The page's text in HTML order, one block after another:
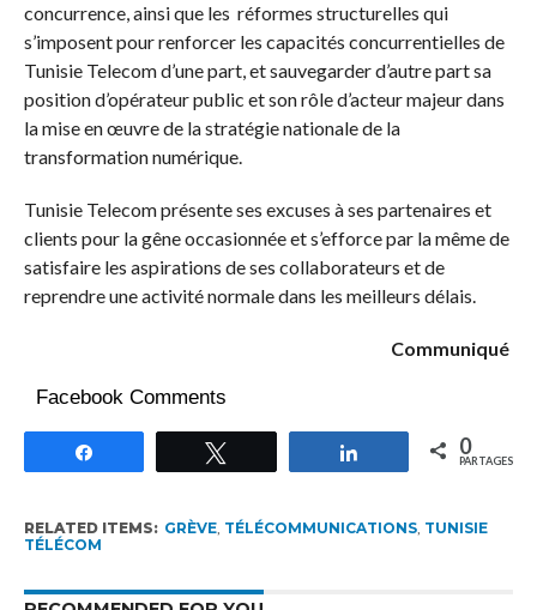
concurrence, ainsi que les réformes structurelles qui
s’imposent pour renforcer les capacités concurrentielles de
Tunisie Telecom d’une part, et sauvegarder d’autre part sa
position d’opérateur public et son rôle d’acteur majeur dans
la mise en œuvre de la stratégie nationale de la
transformation numérique.
Tunisie Telecom présente ses excuses à ses partenaires et
clients pour la gêne occasionnée et s’efforce par la même de
satisfaire les aspirations de ses collaborateurs et de
reprendre une activité normale dans les meilleurs délais.
Communiqué
Facebook Comments
Partagez 0
PARTAGES
RELATED ITEMS: GRÈVE, TÉLÉCOMMUNICATIONS, TUNISIE
TÉLÉCOM